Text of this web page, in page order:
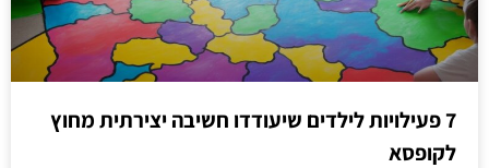
7 פעילויות לילדים שיעודדו חשיבה יצירתית מחוץ
לקופסא